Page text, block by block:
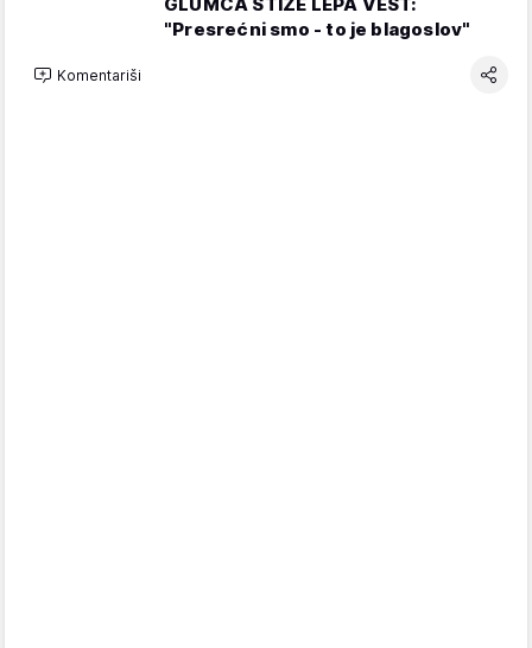
"Presrećni smo - to je blagoslov"
Komentariši